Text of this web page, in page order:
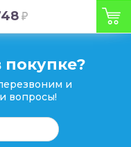
покупке?
и
вопросы!